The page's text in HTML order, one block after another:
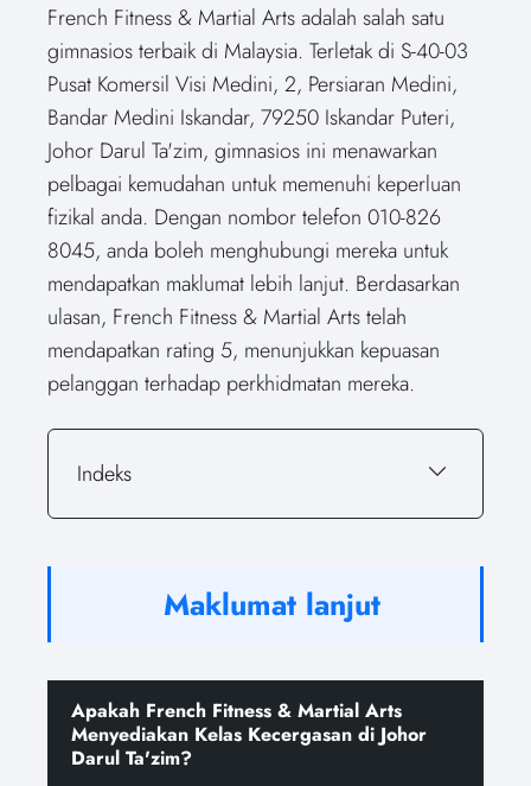
French Fitness & Martial Arts adalah salah satu
gimnasios terbaik di Malaysia. Terletak di S-40-03
Pusat Komersil Visi Medini, 2, Persiaran Medini,
Bandar Medini Iskandar, 79250 Iskandar Puteri,
Johor Darul Ta'zim, gimnasios ini menawarkan
pelbagai kemudahan untuk memenuhi keperluan
fizikal anda. Dengan nombor telefon 010-826
8045, anda boleh menghubungi mereka untuk
mendapatkan maklumat lebih lanjut. Berdasarkan
ulasan, French Fitness & Martial Arts telah
mendapatkan rating 5, menunjukkan kepuasan
pelanggan terhadap perkhidmatan mereka.
Indeks
Maklumat lanjut
Apakah French Fitness & Martial Arts
Menyediakan Kelas Kecergasan di Johor
Darul Ta'zim?